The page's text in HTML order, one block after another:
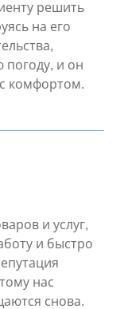
решить
на его
и он
комфортом.
и услуг,
и быстро
нас
снова.